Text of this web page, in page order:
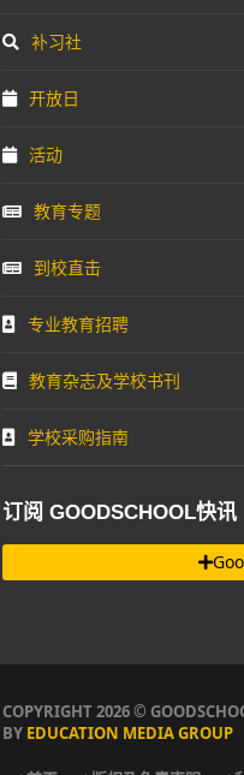
补习社
开放日
活动
教育专题
到校直击
专业教育招聘
教育杂志及学校书刊
学校采购指南
订阅 GOODSCHOOL快讯
COPYRIGHT 2026 ©
BY EDUCATION MEDIA GROUP